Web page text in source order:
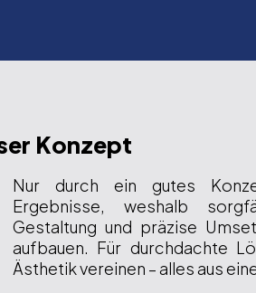
Konzept
Nur durch ein gutes
Ergebnisse, weshalb
Gestaltung und präzise
aufbauen. Für durchdachte
Ästhetik vereinen – alles aus